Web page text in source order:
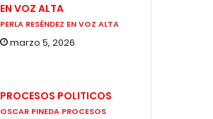
EN VOZ ALTA
PERLA RESÉNDEZ EN VOZ ALTA
marzo 5, 2026
PROCESOS POLITICOS
OSCAR PINEDA PROCESOS